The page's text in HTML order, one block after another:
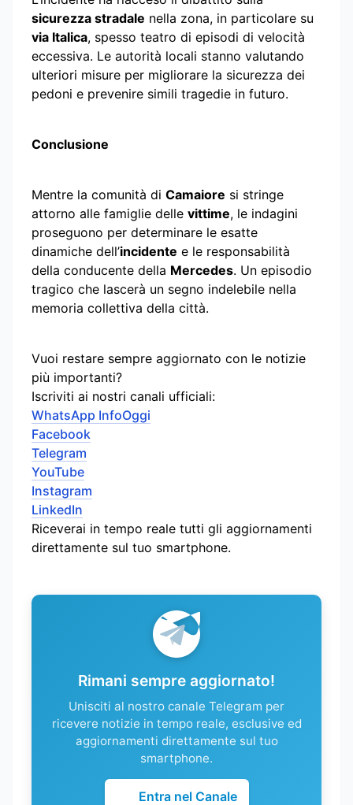
sicurezza stradale nella zona, in particolare su
via Italica, spesso teatro di episodi di velocità
eccessiva. Le autorità locali stanno valutando
ulteriori misure per migliorare la sicurezza dei
pedoni e prevenire simili tragedie in futuro.
Conclusione
Mentre la comunità di Camaiore si stringe
attorno alle famiglie delle vittime, le indagini
proseguono per determinare le esatte
dinamiche dell’incidente e le responsabilità
della conducente della Mercedes. Un episodio
tragico che lascerà un segno indelebile nella
memoria collettiva della città.
Vuoi restare sempre aggiornato con le notizie
più importanti?
Iscriviti ai nostri canali ufficiali:
WhatsApp InfoOggi
Facebook
Telegram
YouTube
Instagram
LinkedIn
Riceverai in tempo reale tutti gli aggiornamenti
direttamente sul tuo smartphone.
Rimani sempre aggiornato!
Unisciti al nostro canale Telegram per
ricevere notizie in tempo reale, esclusive ed
aggiornamenti direttamente sul tuo
smartphone.
Entra nel Canale